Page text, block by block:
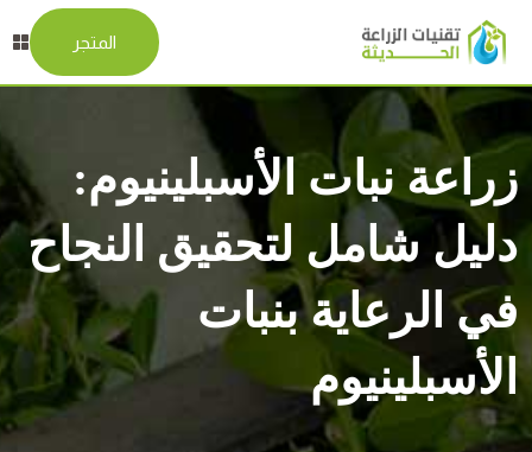
المتجر
زراعة نبات الأسبلينيوم:
دليل شامل لتحقيق النجاح
في الرعاية بنبات
الأسبلينيوم